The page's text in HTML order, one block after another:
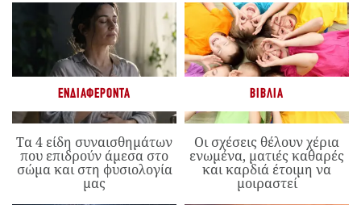
ΕΝΔΙΑΦΈΡΟΝΤΑ
Τα 4 είδη συναισθημάτων
που επιδρούν άμεσα στο
σώμα και στη φυσιολογία
μας
ΒΙΒΛΊΑ
Οι σχέσεις θέλουν χέρια
ενωμένα, ματιές καθαρές
και καρδιά έτοιμη να
μοιραστεί